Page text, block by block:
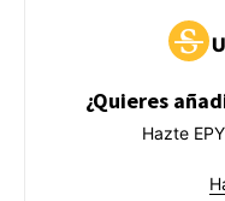
¿Quieres
Hazte